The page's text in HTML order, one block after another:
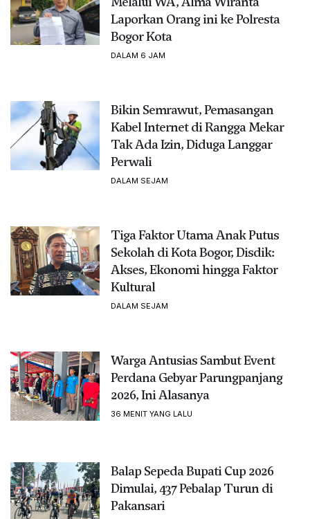
Laporkan Orang ini ke Polresta
Bogor Kota
DALAM 6 JAM
Bikin Semrawut, Pemasangan
Kabel Internet di Rangga Mekar
Tak Ada Izin, Diduga Langgar
Perwali
DALAM SEJAM
Tiga Faktor Utama Anak Putus
Sekolah di Kota Bogor, Disdik:
Akses, Ekonomi hingga Faktor
Kultural
DALAM SEJAM
Warga Antusias Sambut Event
Perdana Gebyar Parungpanjang
2026, Ini Alasanya
36 MENIT YANG LALU
Balap Sepeda Bupati Cup 2026
Dimulai, 437 Pebalap Turun di
Pakansari